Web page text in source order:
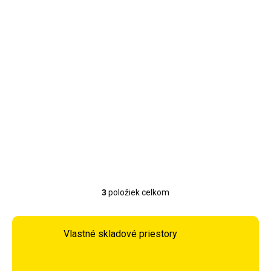
Ovládacie prvky výpisu
3položiek celkom
Vlastné skladové priestory